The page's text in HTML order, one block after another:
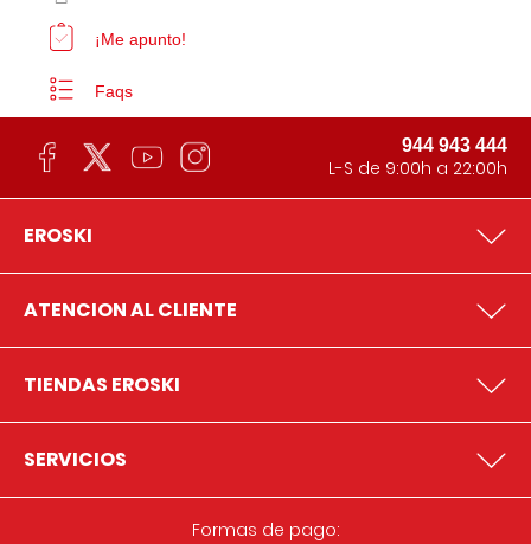
¡Me apunto!
Faqs
944 943 444
L-S de 9:00h a 22:00h
EROSKI
ATENCION AL CLIENTE
TIENDAS EROSKI
SERVICIOS
Formas de pago: